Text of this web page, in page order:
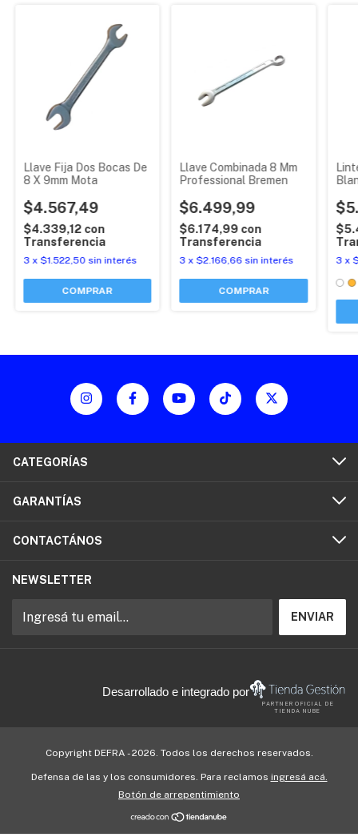
Llave Fija Dos Bocas De
8 X 9mm Mota
$4.567,49
$4.339,12 con
Transferencia
3 x $1.522,50 sin interés
Llave Combinada 8 Mm
Professional Bremen
$6.499,99
$6.174,99 con
Transferencia
3 x$2.166,66 sin interés 3 x
CATEGORÍAS
GARANTÍAS
CONTACTÁNOS
NEWSLETTER
Desarrollado e integrado por
PARTNER OFICIAL DE
TIENDA NUBE
Copyright DEFRA - 2026. Todos los derechos reservados.
Defensa de las y los consumidores. Para reclamos ingresá acá.
Botón de arrepentimiento